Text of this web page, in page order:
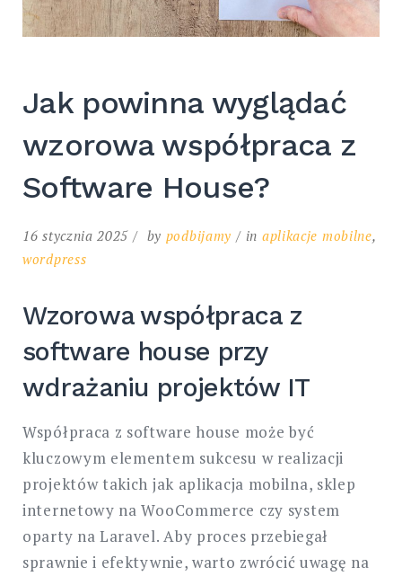
Jak powinna wyglądać
wzorowa współpraca z
Software House?
16 stycznia 2025 by podbijamy in aplikacje mobilne,
wordpress
Wzorowa współpraca z
software house przy
wdrażaniu projektów IT
Współpraca z software house może być
kluczowym elementem sukcesu w realizacji
projektów takich jak aplikacja mobilna, sklep
internetowy na WooCommerce czy system
oparty na Laravel. Aby proces przebiegał
sprawnie i efektywnie, warto zwrócić uwagę na